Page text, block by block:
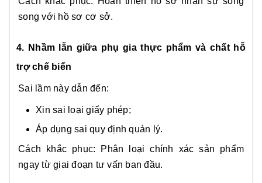
song với hồ sơ cơ sở.
4. Nhầm lẫn giữa phụ gia thực phẩm và chất hỗ
trợ chế biến
Sai lầm này dẫn đến:
Xin sai loại giấy phép;
Áp dụng sai quy định quản lý.
Cách khắc phục: Phân loại chính xác sản phẩm
ngay từ giai đoạn tư vấn ban đầu.